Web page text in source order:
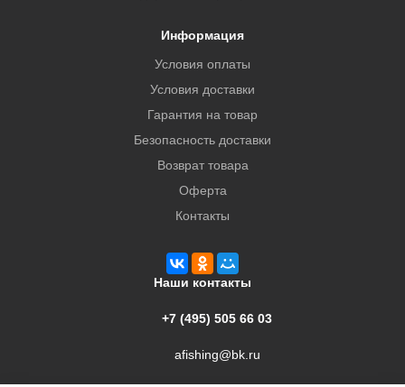
Информация
Условия оплаты
Условия доставки
Гарантия на товар
Безопасность доставки
Возврат товара
Оферта
Контакты
Наши контакты
+7 (495) 505 66 03
afishing@bk.ru